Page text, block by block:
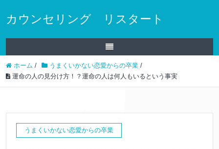
カウンセリング リスタート
ホーム / うまくいかない恋愛からの卒業 /
運命の人の見分け方！？運命の人は何人もいるという事実
うまくいかない恋愛からの卒業